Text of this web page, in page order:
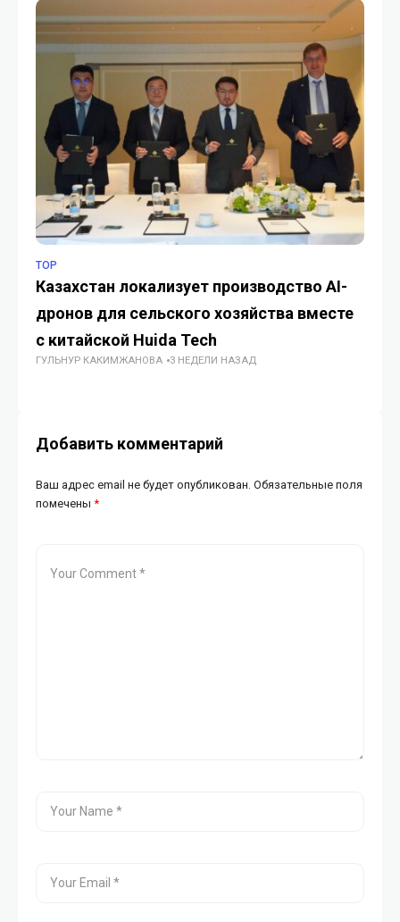
TOP
Казахстан локализует производство AI-
дронов для сельского хозяйства вместе
с китайской Huida Tech
ГУЛЬНУР КАКИМЖАНОВА 3 НЕДЕЛИ НАЗАД
Добавить комментарий
Ваш адрес email не будет опубликован. Обязательные поля
помечены *